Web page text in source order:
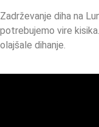
Zadrževanje diha na
potrebujemo vire
olajšale dihanje.